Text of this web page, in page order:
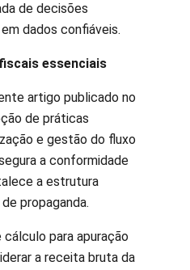
de decisões
dados confiáveis.
essenciais
artigo publicado no
de práticas
e gestão do fluxo
a conformidade
a estrutura
propaganda.
cálculo para apuração
a receita bruta da